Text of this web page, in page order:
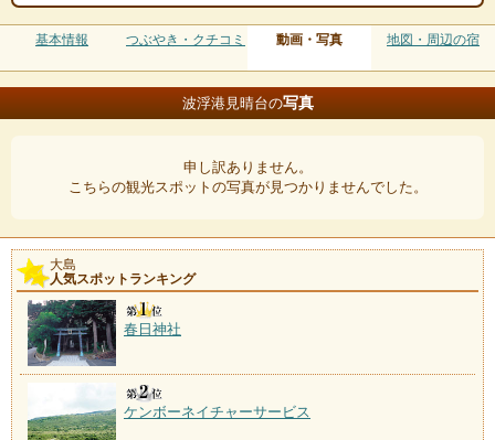
基本情報 つぶやき・クチコミ 動画・写真 地図・周辺の宿
波浮港見晴台の写真
申し訳ありません。
こちらの観光スポットの写真が見つかりませんでした。
大島
人気スポットランキング
春日神社
ケンボーネイチャーサービス